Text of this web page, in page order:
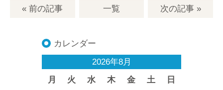
« 前の記事 一覧 次の記事»
カレンダー
2026年8月
月
火 水 木 金 土 日